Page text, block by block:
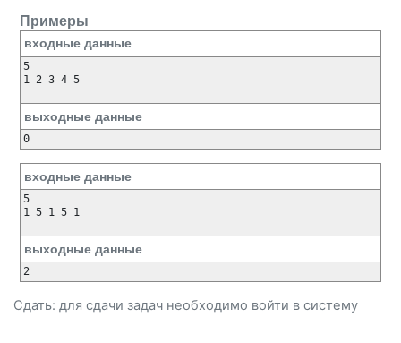
Примеры
входные данные
5
1 2 3 4 5
выходные данные
входные данные
5
1 5 1 5 1
выходные данные
Сдать: для сдачи задач необходимо войти в систему